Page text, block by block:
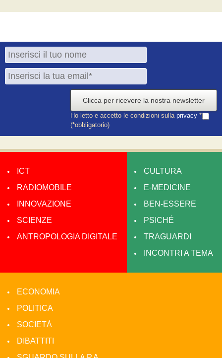
Clicca per ricevere la nostra newsletter
Ho letto e accetto le condizioni sulla privacy *
(*obbligatorio)
ICT
RADIOMOBILE
INNOVAZIONE
SCIENZE
ANTROPOLOGIA DIGITALE
CULTURA
E-MEDICINE
BEN-ESSERE
PSICHÉ
TRAGUARDI
INCONTRI A TEMA
ECONOMIA
POLITICA
SOCIETÀ
DIBATTITI